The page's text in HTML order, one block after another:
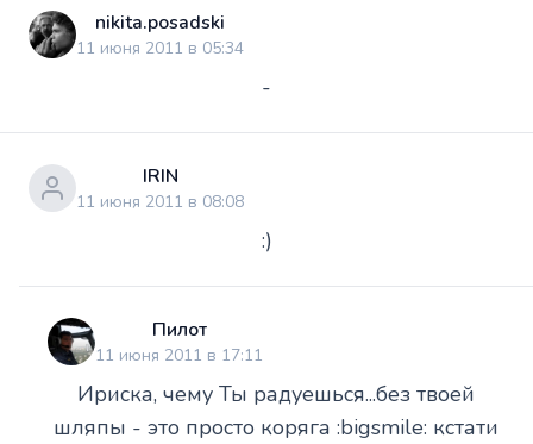
nikita.posadski
11 июня 2011 в 05:34
-
IRIN
11 июня 2011 в 08:08
:)
Пилот
11 июня 2011 в 17:11
Ириска, чему Ты радуешься...без твоей
шляпы - это просто коряга :bigsmile: кстати